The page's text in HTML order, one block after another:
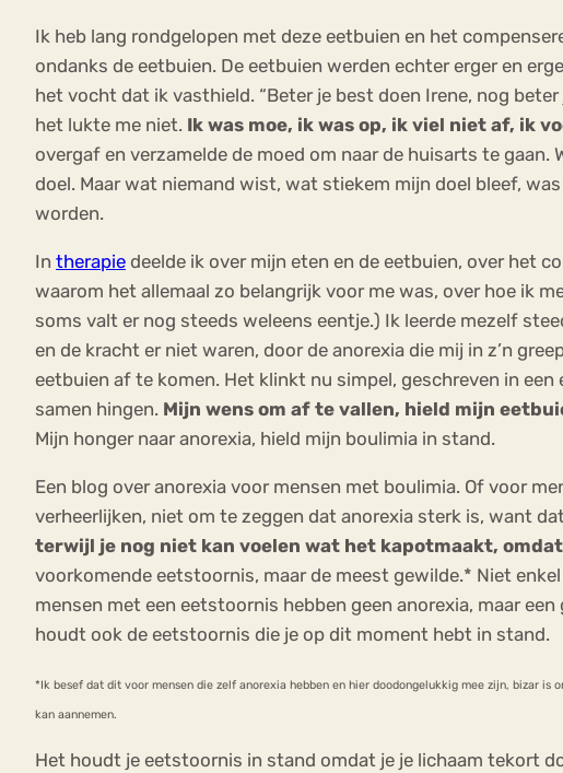
Ik heb lang rondgelopen met deze eetbuien en het
ondanks de eetbuien. De eetbuien werden echter erger en
het vocht dat ik vasthield. “Beter je best doen Irene, nog
het lukte me niet. Ik was moe, ik was op, ik viel niet af, ik
overgaf en verzamelde de moed om naar de huisarts te
doel. Maar wat niemand wist, wat stiekem mijn doel bleef,
worden.
In therapie deelde ik over mijn eten en de eetbuien, over het
waarom het allemaal zo belangrijk voor me was, over hoe ik
soms valt er nog steeds weleens eentje.) Ik leerde mezelf
en de kracht er niet waren, door de anorexia die mij in z’n
eetbuien af te komen. Het klinkt nu simpel, geschreven in
samen hingen. Mijn wens om af te vallen, hield mijn
Mijn honger naar anorexia, hield mijn boulimia in stand.
Een blog over anorexia voor mensen met boulimia. Of voor
verheerlijken, niet om te zeggen dat anorexia sterk is, want
terwijl je nog niet kan voelen wat het kapotmaakt,
voorkomende eetstoornis, maar de meest gewilde.* Niet
mensen met een eetstoornis hebben geen anorexia, maar
houdt ook de eetstoornis die je op dit moment hebt in stand.
*Ik besef dat dit voor mensen die zelf anorexia hebben en hier doodongelukkig mee zijn, bizar
kan aannemen.
Het houdt je eetstoornis in stand omdat je je lichaam tekort